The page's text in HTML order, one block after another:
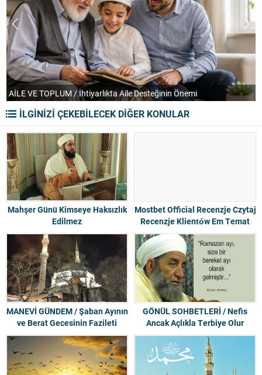
AİLE VE TOPLUM / İhtiyarlıkta Aile Desteğinin Önemi
İLGİNİZİ ÇEKEBİLECEK DİĞER KONULAR
Mahşer Günü Kimseye Haksızlık
Edilmez
Mostbet Official Recenzje Czytaj
Recenzje Klientów Em Temat
Mostbet Com
MANEVİ GÜNDEM / Şaban Ayının
ve Berat Gecesinin Fazileti
GÖNÜL SOHBETLERİ / Nefis
Ancak Açlıkla Terbiye Olur